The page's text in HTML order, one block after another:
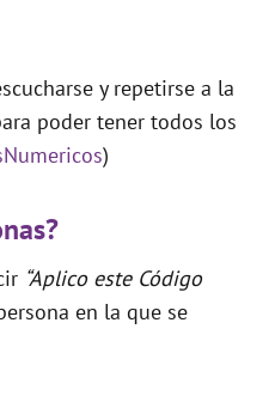
y repetirse a la
poder tener todos los
)
“Aplico este Código
en la que se